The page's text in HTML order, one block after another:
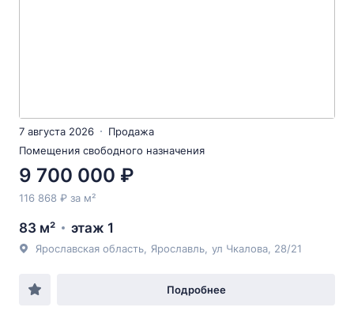
7 августа 2026
Продажа
Помещения свободного назначения
9 700 000 ₽
116 868 ₽ за м²
83 м² этаж 1
Ярославская область Ярославль ул Чкалова , 28/21
Подробнее